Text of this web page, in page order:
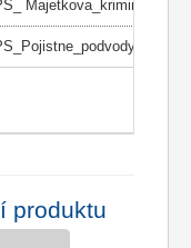
Majetkova_kriminalita
produktu